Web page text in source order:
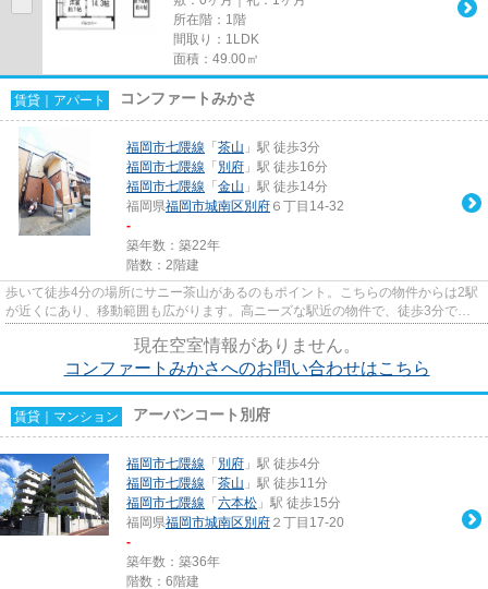
所在階：1階
間取り：1LDK
面積：49.00㎡
賃貸｜アパート コンファートみかさ
福岡市七隈線 「 茶山 」駅 徒歩3分
福岡市七隈線 「 別府 」駅 徒歩16分
福岡市七隈線 「 金山 」駅 徒歩14分
福岡県福岡市城南区別府 ６丁目14-32
-
築年数：築22年
階数：2階建
歩いて徒歩4分の場所にサニー茶山があるのもポイント。こちらの物件からは2駅
が近くにあり、移動範囲も広がります。高ニーズな駅近の物件で、徒歩3分で駅
現在空室情報がありません。
コンファートみかさへのお問い合わせはこちら
賃貸｜マンション アーバンコート別府
福岡市七隈線 「 別府 」駅 徒歩4分
福岡市七隈線 「 茶山 」駅 徒歩11分
福岡市七隈線 「 六本松 」駅 徒歩15分
福岡県福岡市城南区別府 ２丁目17-20
-
築年数：築36年
階数：6階建